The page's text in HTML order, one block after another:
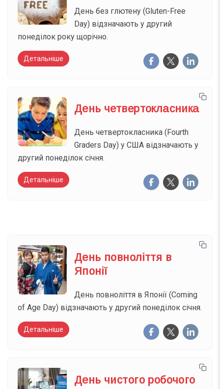
День без глютену (Gluten-Free
Day) відзначають у другий
понеділок року щорічно.
Детальніше
День четвертокласника
День четвертокласника (Fourth
Graders Day) у США відзначають у
другий понеділок січня.
Детальніше
День повноліття в
Японії
День повноліття в Японії (Coming
of Age Day) відзначають у другий понеділок січня.
Детальніше
День чистого робочого